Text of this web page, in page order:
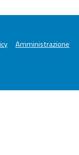
Amministrazione